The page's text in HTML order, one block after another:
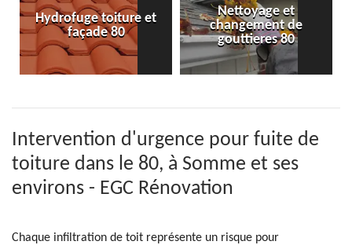
Hydrofuge toiture et
façade 80
Nettoyage et
changement de
gouttieres 80
Intervention d'urgence pour fuite de
toiture dans le 80, à Somme et ses
environs - EGC Rénovation
Chaque infiltration de toit représente un risque pour